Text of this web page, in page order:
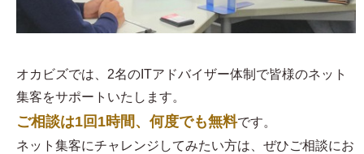
オカビズでは、2名のITアドバイザー体制で皆様のネット
集客をサポートいたします。
ご相談は1回1時間、何度でも無料です。
ネット集客にチャレンジしてみたい方は、ぜひご相談にお